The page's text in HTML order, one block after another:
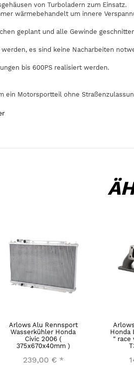
von Turboladern zum Einsatz.
wärmebehandelt um innere
geplant und alle Gewinde
es sind keine Nacharbeiten
bis 600PS realisiert werden.
ein Motorsportteil ohne
Arlows Alu Rennsport
Wasserkühler Honda
Civic 2006 (
375x670x40mm )
239,00 € *
Honda
" race